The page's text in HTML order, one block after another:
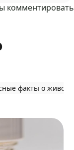
комментировать
факты о